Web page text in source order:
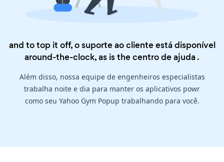
and to top it off, o suporte ao cliente está disponível
around-the-clock, as is thecentro de ajuda .
Além disso, nossa equipe de engenheiros especialistas
trabalha noite e dia para manter os aplicativos powr
como seu Yahoo Gym Popup trabalhando para você.